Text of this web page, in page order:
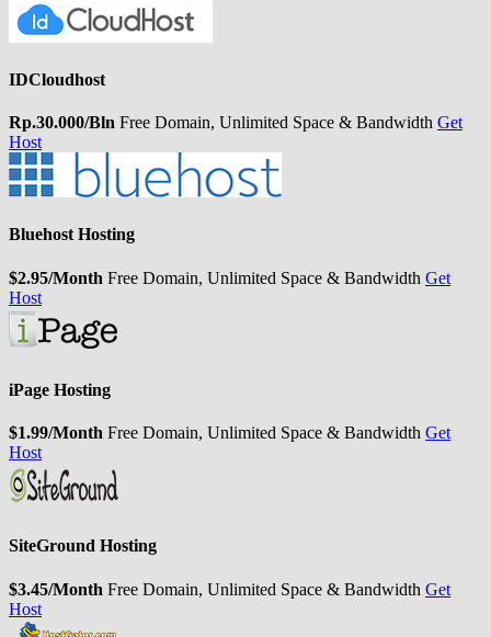
IDCloudhost
Rp.30.000/Bln Free Domain, Unlimited Space & Bandwidth Get
Host
Bluehost Hosting
$2.95/Month Free Domain, Unlimited Space & Bandwidth Get
Host
iPage Hosting
$1.99/Month Free Domain, Unlimited Space & Bandwidth Get
Host
SiteGround Hosting
$3.45/Month Free Domain, Unlimited Space & Bandwidth Get
Host